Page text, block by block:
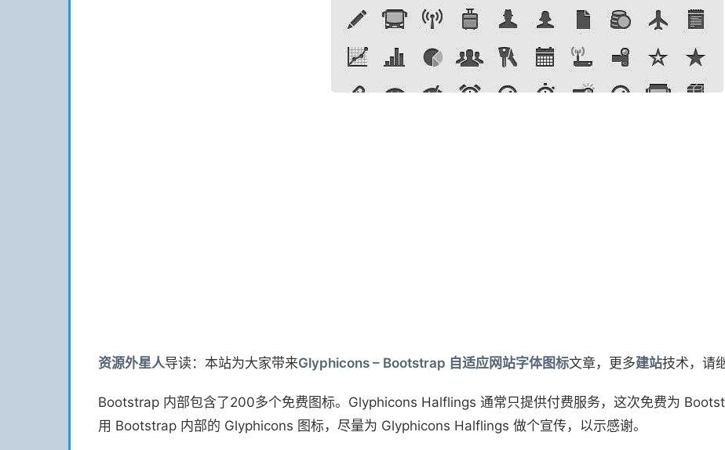
资源外星人导读：本站为大家带来Glyphicons – Bootstrap 自适应网站字体图标文章，更多建站技术，请
Bootstrap 内部包含了200多个免费图标。Glyphicons Halflings 通常只提供付费服务，这次免费为
用 Bootstrap 内部的 Glyphicons 图标，尽量为 Glyphicons Halflings 做个宣传，以示感谢。